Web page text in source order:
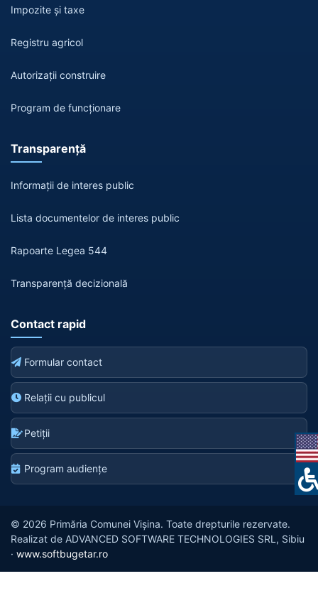
Impozite și taxe
Registru agricol
Autorizații construire
Program de funcționare
Transparență
Informații de interes public
Lista documentelor de interes public
Rapoarte Legea 544
Transparență decizională
Contact rapid
Formular contact
Relații cu publicul
Petiții
Program audiențe
© 2026 Primăria Comunei Vișina. Toate drepturile rezervate.
Realizat de ADVANCED SOFTWARE TECHNOLOGIES SRL, Sibiu
· www.softbugetar.ro